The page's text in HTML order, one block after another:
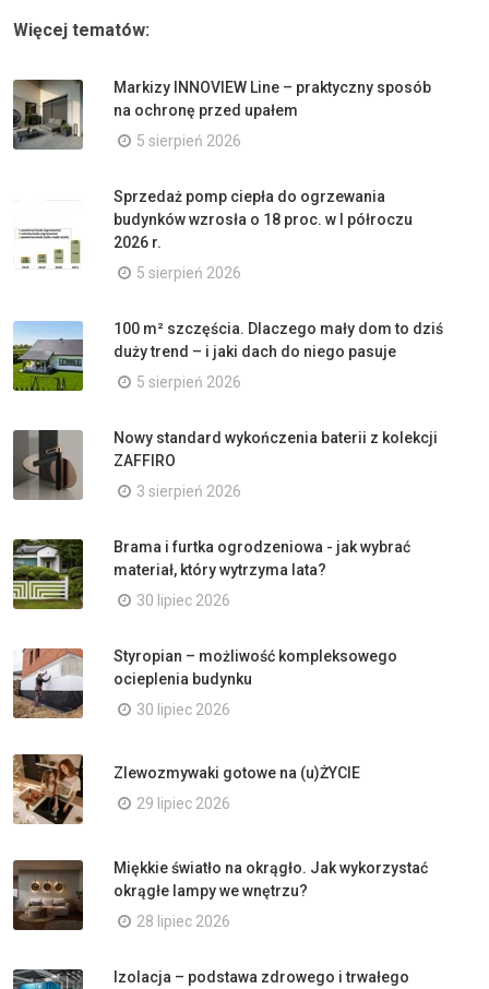
Więcej tematów:
Markizy INNOVIEW Line – praktyczny sposób
na ochronę przed upałem
5 sierpień 2026
Sprzedaż pomp ciepła do ogrzewania
budynków wzrosła o 18 proc. w I półroczu
2026 r.
5 sierpień 2026
100 m² szczęścia. Dlaczego mały dom to dziś
duży trend – i jaki dach do niego pasuje
5 sierpień 2026
Nowy standard wykończenia baterii z kolekcji
ZAFFIRO
3 sierpień 2026
Brama i furtka ogrodzeniowa - jak wybrać
materiał, który wytrzyma lata?
30 lipiec 2026
Styropian – możliwość kompleksowego
ocieplenia budynku
30 lipiec 2026
Zlewozmywaki gotowe na (u)ŻYCIE
29 lipiec 2026
Miękkie światło na okrągło. Jak wykorzystać
okrągłe lampy we wnętrzu?
28 lipiec 2026
Izolacja – podstawa zdrowego i trwałego